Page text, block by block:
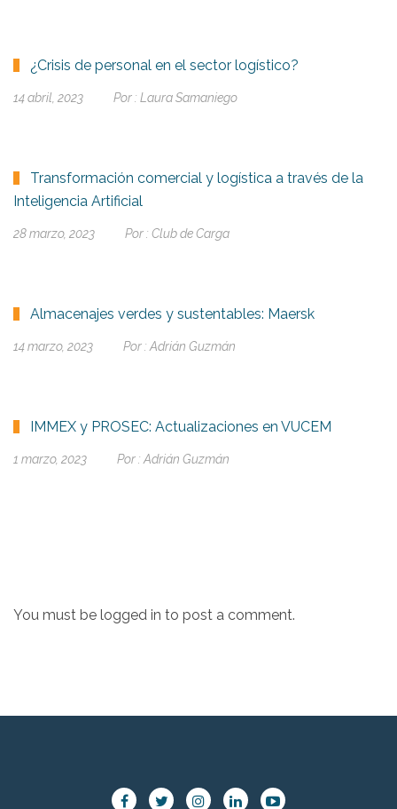
¿Crisis de personal en el sector logístico?
14 abril, 2023 Por : Laura Samaniego
Transformación comercial y logística a través de la
Inteligencia Artificial
28 marzo, 2023 Por : Club de Carga
Almacenajes verdes y sustentables: Maersk
14 marzo, 2023 Por : Adrián Guzmán
IMMEX y PROSEC: Actualizaciones en VUCEM
1 marzo, 2023 Por : Adrián Guzmán
You must be logged in to post a comment.